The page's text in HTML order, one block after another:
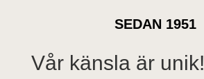
SEDAN 1951
Vår känsla är unik!